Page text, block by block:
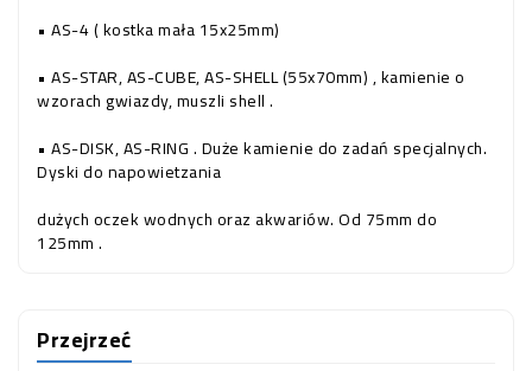
• AS-4 ( kostka mała 15x25mm)
• AS-STAR, AS-CUBE, AS-SHELL (55x70mm) , kamienie o
wzorach gwiazdy, muszli shell .
• AS-DISK, AS-RING . Duże kamienie do zadań specjalnych.
Dyski do napowietzania
dużych oczek wodnych oraz akwariów. Od 75mm do
125mm .
Przejrzeć